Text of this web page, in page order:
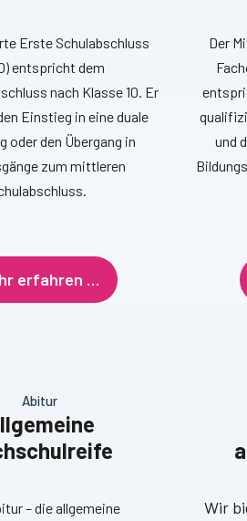
Erste Schulabschluss
entspricht dem
nach Klasse 10. Er
Einstieg in eine duale
oder den Übergang in
zum mittleren
erfahren …
Der
und
Abitur
– die allgemeine
Wir